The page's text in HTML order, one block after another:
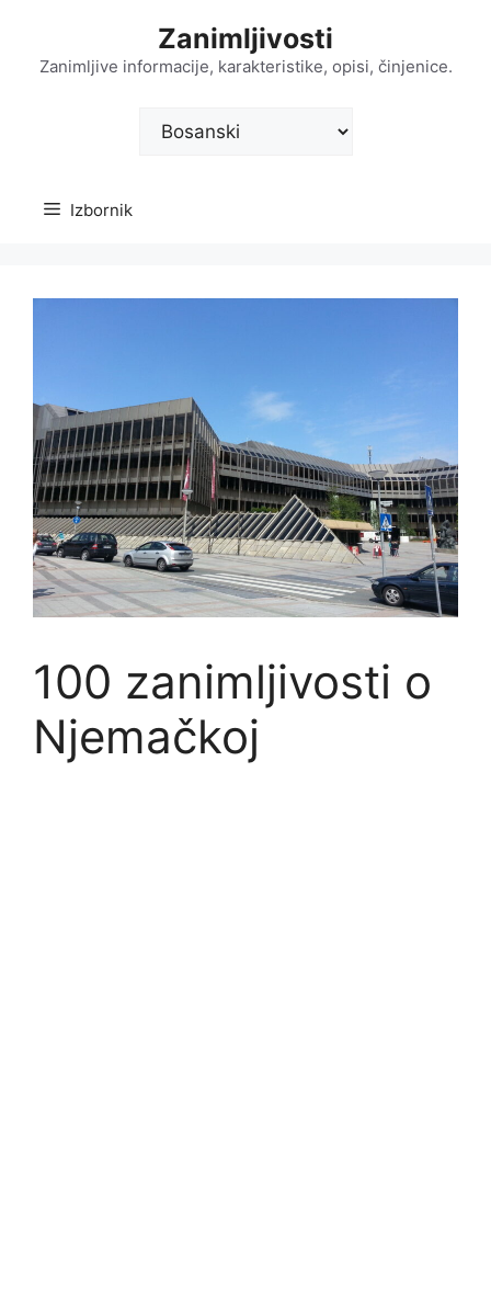
sadržaj
Zanimljivosti
Zanimljive informacije, karakteristike, opisi, činjenice.
Odaberite
Izbornik
100 zanimljivosti o
Njemačkoj